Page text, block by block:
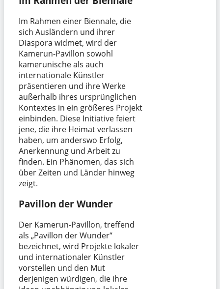
Im Rahmen einer Biennale, die
sich Ausländern und ihrer
Diaspora widmet, wird der
Kamerun-Pavillon sowohl
kamerunische als auch
internationale Künstler
präsentieren und ihre Werke
außerhalb ihres ursprünglichen
Kontextes in ein größeres Projekt
einbinden. Diese Initiative feiert
jene, die ihre Heimat verlassen
haben, um anderswo Erfolg,
Anerkennung und Arbeit zu
finden. Ein Phänomen, das sich
über Zeiten und Länder hinweg
zeigt.
Pavillon der Wunder
Der Kamerun-Pavillon, treffend
als „Pavillon der Wunder“
bezeichnet, wird Projekte lokaler
und internationaler Künstler
vorstellen und den Mut
derjenigen würdigen, die ihre